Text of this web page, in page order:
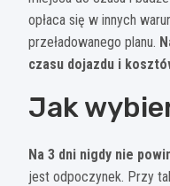
opłaca się w innych
przeładowanego planu.
czasu dojazdu i
Jak
Na 3 dni nigdy nie
jest odpoczynek. Przy